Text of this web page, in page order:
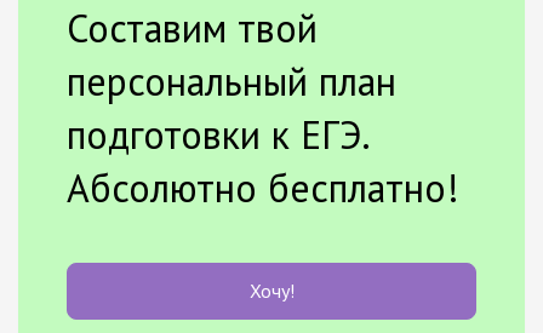
Составим твой
персональный план
подготовки к ЕГЭ.
Абсолютно бесплатно!
Хочу!